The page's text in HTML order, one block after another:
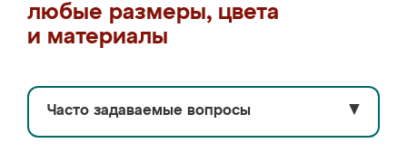
любые размеры, цвета
и материалы
Часто задаваемые вопросы ▼